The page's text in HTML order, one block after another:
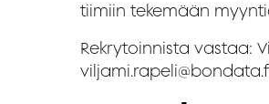
tiimiin tekemään
Rekrytoinnista vastaa: